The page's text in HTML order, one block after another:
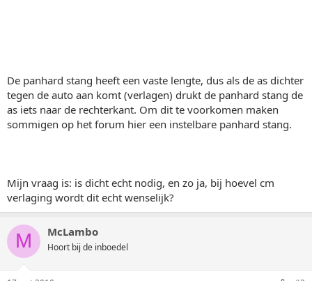
De panhard stang heeft een vaste lengte, dus als de as dichter
tegen de auto aan komt (verlagen) drukt de panhard stang de
as iets naar de rechterkant. Om dit te voorkomen maken
sommigen op het forum hier een instelbare panhard stang.
Mijn vraag is: is dicht echt nodig, en zo ja, bij hoevel cm
verlaging wordt dit echt wenselijk?
M McLambo
Hoort bij de inboedel